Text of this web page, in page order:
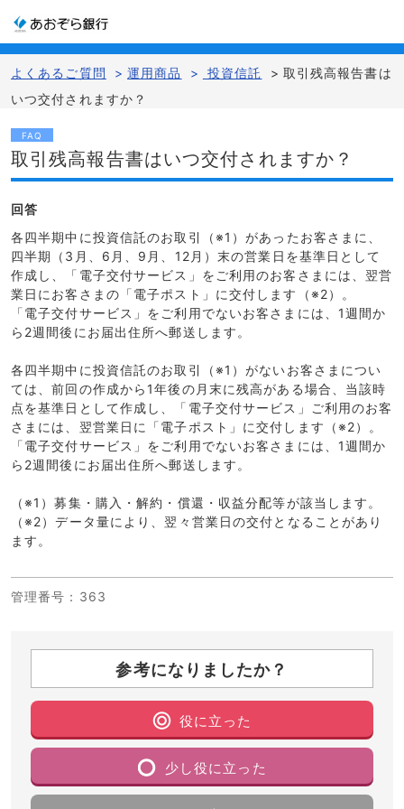
よくあるご質問 > 運用商品 > 投資信託 > 取引残高報告書は
いつ交付されますか？
FAQ
取引残高報告書はいつ交付されますか？
回答
各四半期中に投資信託のお取引（※1）があったお客さまに、
四半期（3月、6月、9月、12月）末の営業日を基準日として
作成し、「電子交付サービス」をご利用のお客さまには、翌営
業日にお客さまの「電子ポスト」に交付します（※2）。
「電子交付サービス」をご利用でないお客さまには、1週間か
ら2週間後にお届出住所へ郵送します。
各四半期中に投資信託のお取引（※1）がないお客さまについ
ては、前回の作成から1年後の月末に残高がある場合、当該時
点を基準日として作成し、「電子交付サービス」ご利用のお客
さまには、翌営業日に「電子ポスト」に交付します（※2）。
「電子交付サービス」をご利用でないお客さまには、1週間か
ら2週間後にお届出住所へ郵送します。
（※1）募集・購入・解約・償還・収益分配等が該当します。
（※2）データ量により、翌々営業日の交付となることがあり
ます。
管理番号 ：363
参考になりましたか？
役に立った
少し役に立った